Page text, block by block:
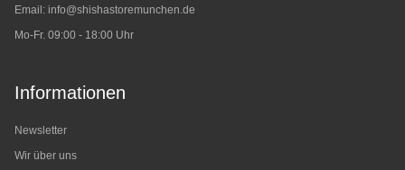
Email: info@shishastoremunchen.de
Mo-Fr. 09:00 - 18:00 Uhr
Informationen
Newsletter
Wir über uns